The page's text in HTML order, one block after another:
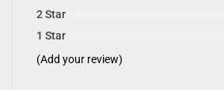
2 Star
1 Star
(Add your review)